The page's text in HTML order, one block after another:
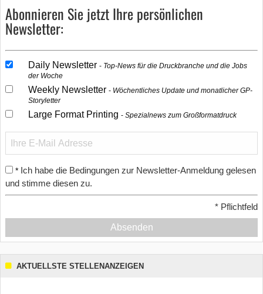
Abonnieren Sie jetzt Ihre persönlichen
Newsletter:
Daily Newsletter
Top-News für die Druckbranche und die Jobs
der Woche
Weekly Newsletter
Wöchentliches Update und monatlicher GP-
Storyletter
Large Format Printing Spezialnews zum Großformatdruck
* Ich habe die Bedingungen zur Newsletter-Anmeldung gelesen
und stimme diesen zu.
* Pflichtfeld
Absenden
AKTUELLSTE STELLENANZEIGEN